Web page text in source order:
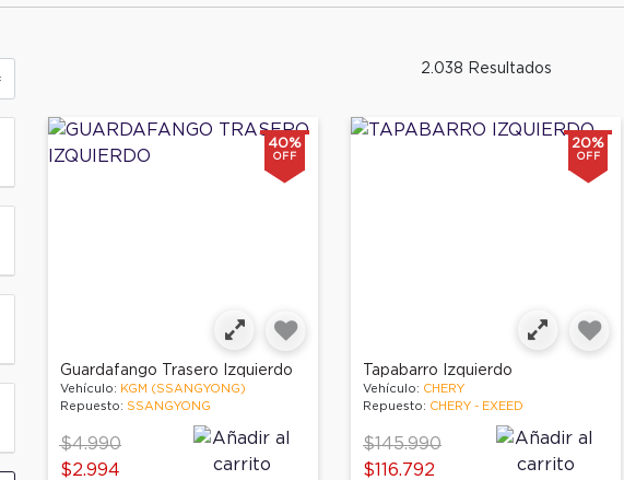
2.038 Resultados
40%
OFF
Guardafango Trasero Izquierdo
Vehículo: KGM (SSANGYONG)
Repuesto: SSANGYONG
Price reduced from
$4.990to
$2.994
20%
OFF
Tapabarro Izquierdo
Vehículo: CHERY
Repuesto: CHERY - EXEED
Price reduced from
$145.990to
$116.792